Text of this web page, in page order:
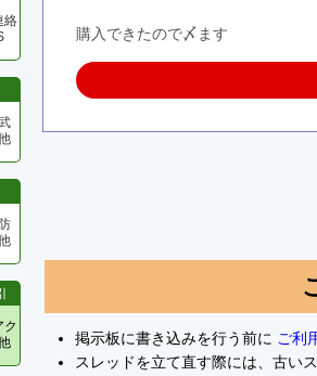
絡
ク
購入できたので〆ます
掲示板に書き込みを行う前に ご利
スレッドを立て直す際には、古い